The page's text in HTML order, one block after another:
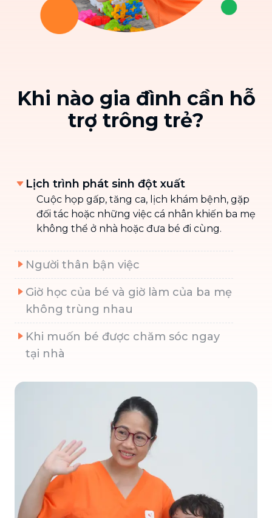
Khi nào gia đình cần hỗ
trợ trông trẻ?
Lịch trình phát sinh đột xuất
Cuộc họp gấp, tăng ca, lịch khám bệnh, gặp
đối tác hoặc những việc cá nhân khiến ba mẹ
không thể ở nhà hoặc đưa bé đi cùng.
Người thân bận việc
Giờ học của bé và giờ làm của ba mẹ
không trùng nhau
Khi muốn bé được chăm sóc ngay
tại nhà